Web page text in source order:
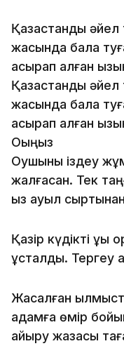
Қазақстандық
жасында бала
асырап алған
Қазақстандық
жасында бала
асырап алған
Оқыңыз
Оқушыны іздеу
жалғасқан. Тек
қыз ауыл
Қазір күдікті
ұсталды. Тергеу
Жасалған
адамға өмір
айыру жазасы